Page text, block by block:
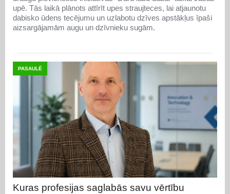
upē. Tās laikā plānots attīrīt upes straujteces, lai atjaunotu
dabisko ūdens tecējumu un uzlabotu dzīves apstākļus īpaši
aizsargājamām augu un dzīvnieku sugām.
PASAULĒ
Kuras profesijas saglabās savu vērtību